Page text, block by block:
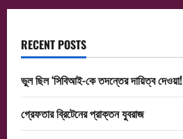
RECENT POSTS
ভুল ছিল ‘সিবিআই-কে তদন্তের দায়িত্ব দেওয়া!
গ্রেফতার ব্রিটেনের প্রাক্তন যুবরাজ